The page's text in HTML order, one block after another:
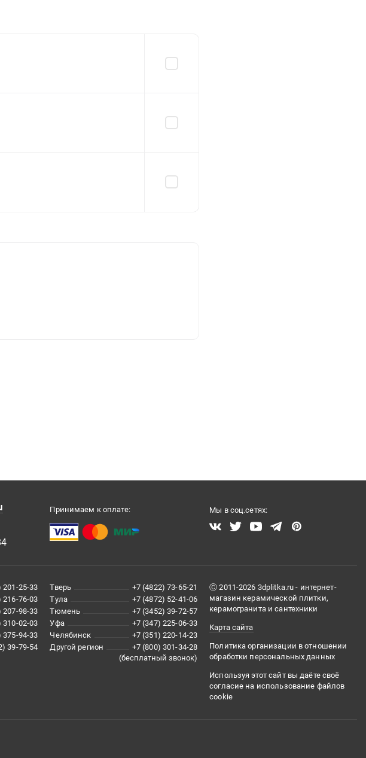
Принимаем к оплате: Мы в соц.сетях:
201-25-33
216-76-03
207-98-33
310-02-03
375-94-33
39-79-54
Тверь
+7 (4822) 73-65-21
Тула
+7 (4872) 52-41-06
Тюмень
+7 (3452) 39-72-57
Уфа
+7 (347) 225-06-33
Челябинск
+7 (351) 220-14-23
Другой регион
+7 (800) 301-34-28
(бесплатный звонок)
Ⓒ 2011-2026 3dplitka.ru - интернет-
магазин керамической плитки,
керамогранита и сантехники
Карта сайта
Политика организации в отношении
обработки персональных данных
Используя этот сайт вы даёте своё
согласие на использование файлов
cookie